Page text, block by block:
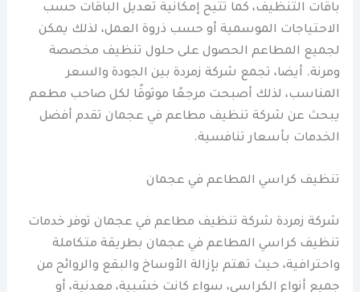
باقات التنظيف، كما تتيح إمكانية تعديل الباقات حسب
الاحتياجات الموسمية أو حسب ذروة العمل، لذلك يمكن
لجميع المطاعم الحصول على حلول تنظيف مخصصة
ومرنة. أيضا، تجمع شركة زمردة بين الجودة والسعر
المناسب، لذلك أصبحت مرجعًا موثوقًا لكل صاحب مطعم
يبحث عن شركة تنظيف مطاعم في عجمان تقدم أفضل
الخدمات بأسعار تنافسية.
تنظيف كراسي المطاعم في عجمان
شركة زمردة شركة تنظيف مطاعم في عجمان توفر خدمات
تنظيف كراسي المطاعم في عجمان بطريقة متكاملة
واحترافية، حيث تهتم بإزالة الأوساخ والبقع والروائح من
جميع أنواع الكراسي، سواء كانت خشبية، معدنية، أو